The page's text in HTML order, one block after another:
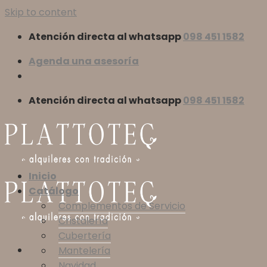
Skip to content
Atención directa al whatsapp098 451 1582
Agenda una asesoría
Atención directa al whatsapp098 451 1582
Inicio
Catálogo
Complementos de Servicio
Cristalería
Cubertería
Mantelería